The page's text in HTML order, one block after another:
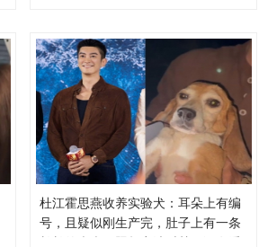
杜江霍思燕收养实验犬：耳朵上有编
号，且疑似刚生产完，肚子上有一条